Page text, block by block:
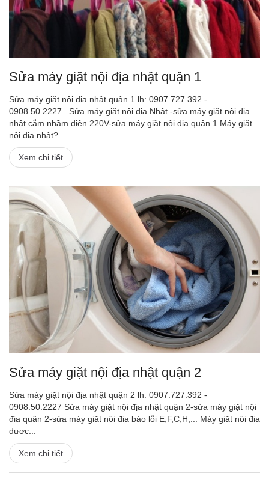
Sửa máy giặt nội địa nhật quận 1
Sửa máy giặt nội địa nhật quận 1 lh: 0907.727.392 -
0908.50.2227 Sửa máy giặt nội địa Nhật -sửa máy giặt nội địa
nhật cắm nhầm điện 220V-sửa máy giặt nội địa quận 1 Máy giặt
nội địa nhật?...
Xem chi tiết
Sửa máy giặt nội địa nhật quận 2
Sửa máy giặt nội địa nhật quận 2 lh: 0907.727.392 -
0908.50.2227 Sửa máy giặt nội địa nhật quận 2-sửa máy giặt nội
địa quận 2-sửa máy giặt nội địa báo lỗi E,F,C,H,... Máy giặt nội địa
được...
Xem chi tiết